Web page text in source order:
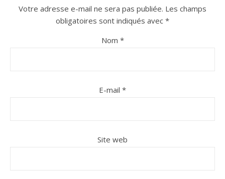
Votre adresse e-mail ne sera pas publiée. Les champs
obligatoires sont indiqués avec *
Nom *
E-mail *
Site web